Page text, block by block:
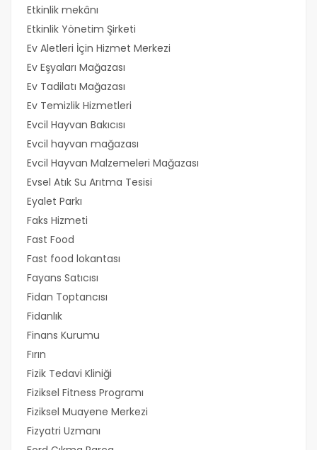
Etkinlik mekânı
Etkinlik Yönetim Şirketi
Ev Aletleri İçin Hizmet Merkezi
Ev Eşyaları Mağazası
Ev Tadilatı Mağazası
Ev Temizlik Hizmetleri
Evcil Hayvan Bakıcısı
Evcil hayvan mağazası
Evcil Hayvan Malzemeleri Mağazası
Evsel Atık Su Arıtma Tesisi
Eyalet Parkı
Faks Hizmeti
Fast Food
Fast food lokantası
Fayans Satıcısı
Fidan Toptancısı
Fidanlık
Finans Kurumu
Fırın
Fizik Tedavi Kliniği
Fiziksel Fitness Programı
Fiziksel Muayene Merkezi
Fizyatri Uzmanı